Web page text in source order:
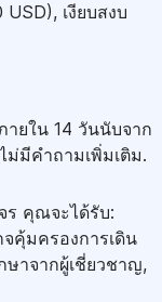
USD), เงียบสงบ
ายใน 14 วันนับจาก
ม่มีคำถามเพิ่มเติม.
ร คุณจะได้รับ:
คุ้มครองการเดิน
ษาจากผู้เชี่ยวชาญ,